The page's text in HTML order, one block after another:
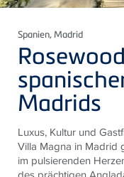
Spanien, Madrid
Madrids
Luxus, Kultur und
Villa Magna in Madrid
im pulsierenden